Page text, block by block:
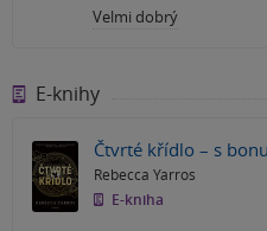
Velmi dobrý
E-knihy
Čtvrté křídlo – s
Rebecca Yarros
E-kniha